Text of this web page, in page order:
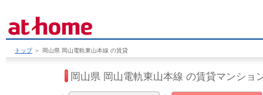
トップ ＞ 岡山県 岡山電軌東山本線 の賃貸
岡山県 岡山電軌東山本線 の賃貸マンショ